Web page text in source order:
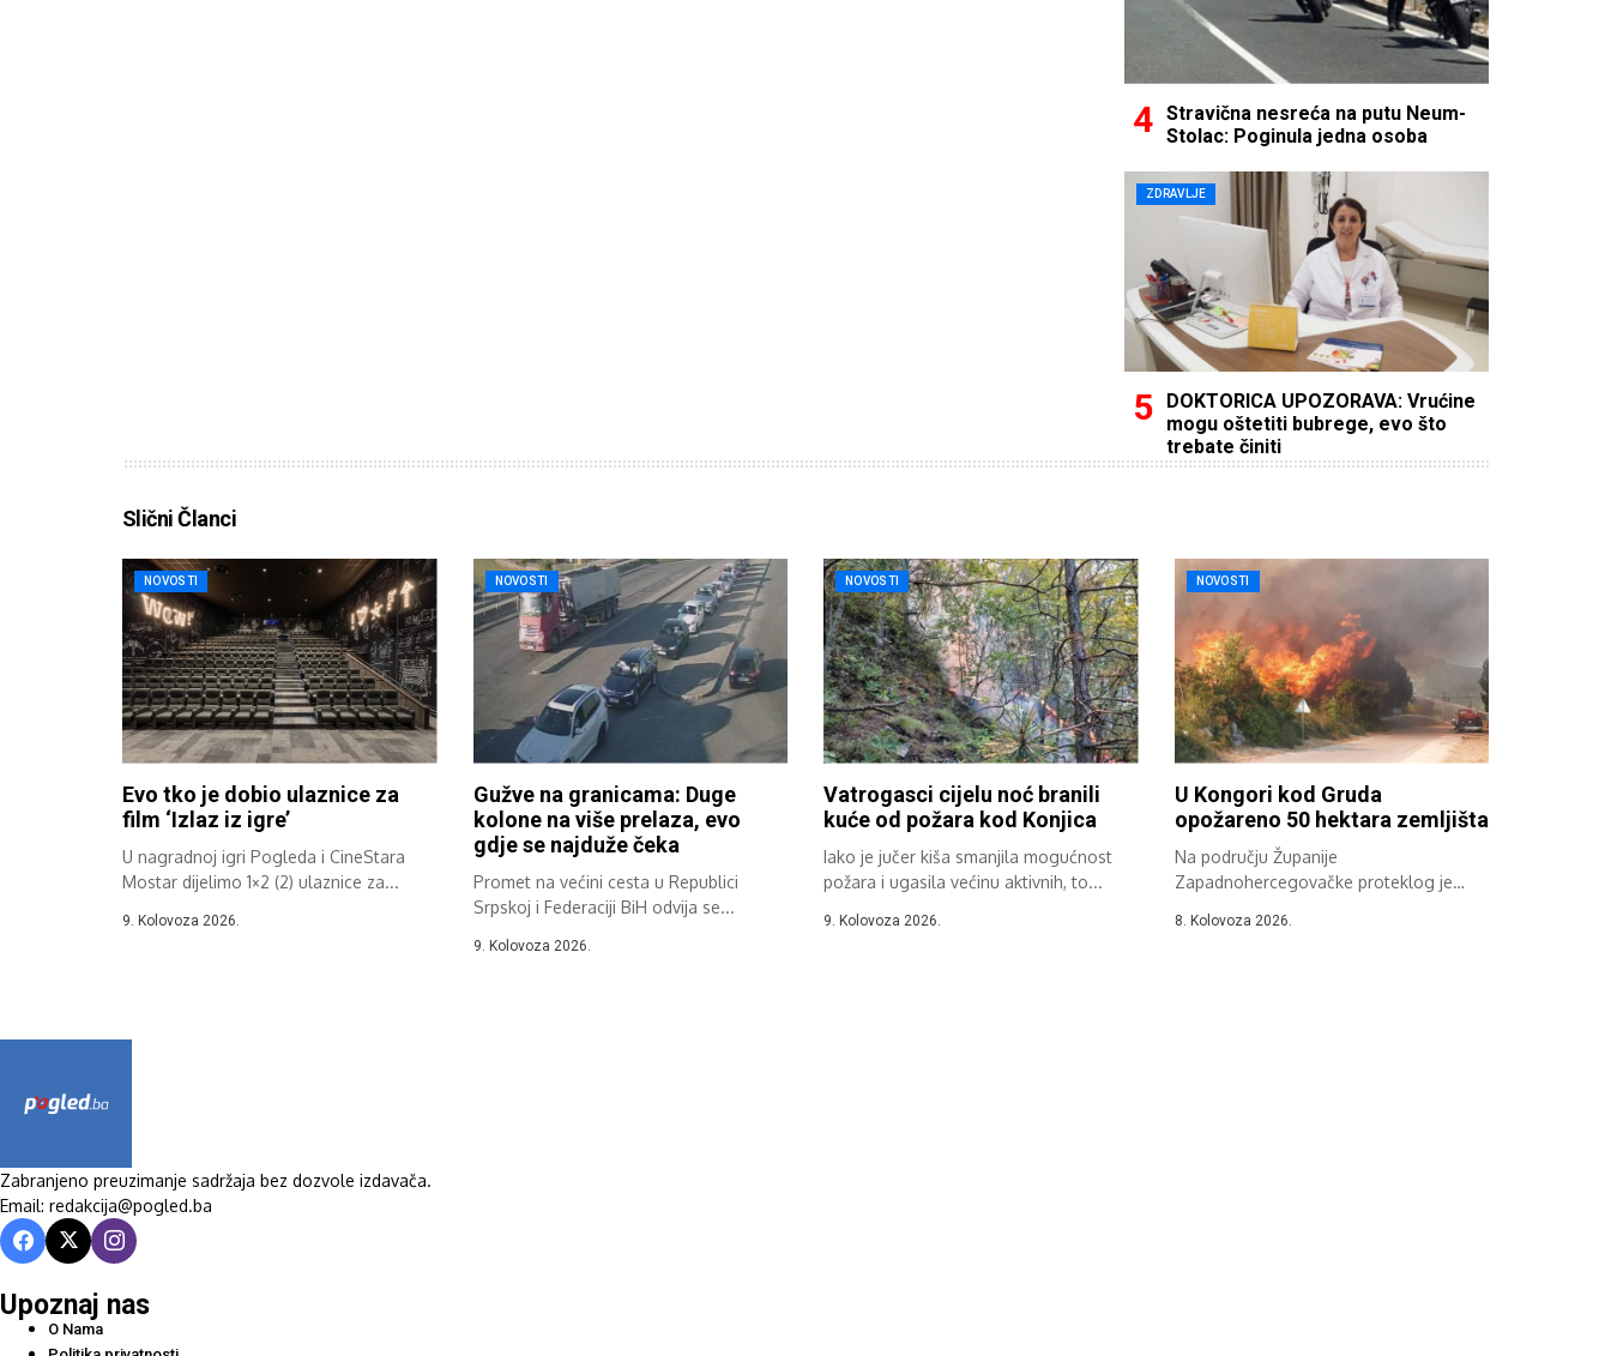
Stravična nesreća na putu Neum-
Stolac: Poginula jedna osoba
ZDRAVLJE
DOKTORICA UPOZORAVA: Vrućine
mogu oštetiti bubrege, evo što
trebate činiti
Slični Članci
NOVOSTI
Evo tko je dobio ulaznice za
film ‘Izlaz iz igre’
U nagradnoj igri Pogleda i CineStara
Mostar dijelimo 1×2 (2) ulaznice za...
9. Kolovoza 2026.
NOVOSTI
Gužve na granicama: Duge
kolone na više prelaza, evo
gdje se najduže čeka
Promet na većini cesta u Republici
Srpskoj i Federaciji BiH odvija se...
9. Kolovoza 2026.
NOVOSTI
Vatrogasci cijelu noć branili
kuće od požara kod Konjica
Iako je jučer kiša smanjila mogućnost
požara i ugasila većinu aktivnih, to...
9. Kolovoza 2026.
NOVOSTI
U Kongori kod Gruda
opožareno 50 hektara zemljišta
Na području Županije
Zapadnohercegovačke proteklog je
otvorenom,...
8. Kolovoza 2026.
Zabranjeno preuzimanje sadržaja bez dozvole izdavača.
Email: redakcija@pogled.ba
Upoznaj nas
O Nama